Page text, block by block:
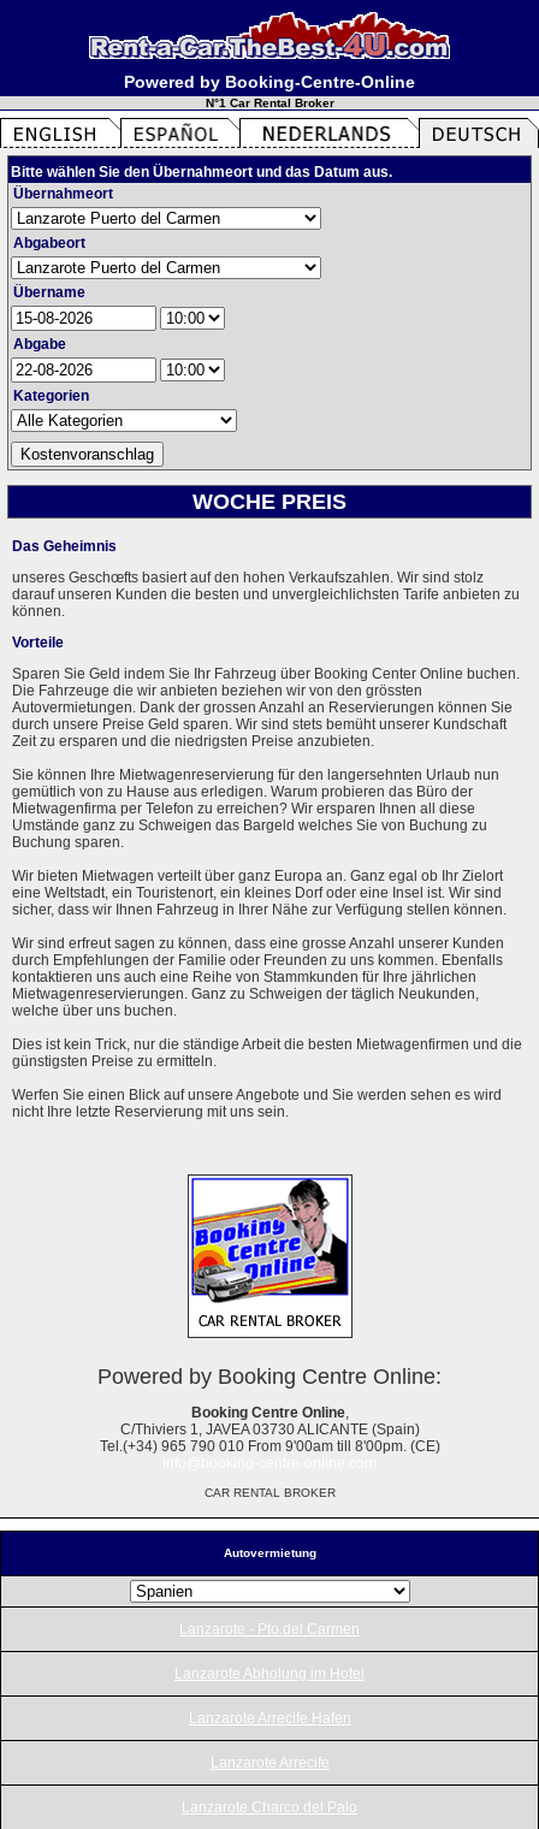
Powered by Booking-Centre-Online
N°1 Car Rental Broker
Autovermietung
Lanzarote - Pto.del Carmen
Lanzarote Abholung im Hotel
Lanzarote Arrecife Hafen
Lanzarote Arrecife
Lanzarote Charco del Palo
Bitte wählen Sie den Übernahmeort und das Datum aus.
Übernahmeort
Abgabeort
Übername
Abgabe
Kategorien
WOCHE PREIS
Das Geheimnis
unseres Geschœfts basiert auf den hohen Verkaufszahlen. Wir sind stolz
darauf unseren Kunden die besten und unvergleichlichsten Tarife anbieten zu
können.
Vorteile
Sparen Sie Geld indem Sie Ihr Fahrzeug über Booking Center Online buchen.
Die Fahrzeuge die wir anbieten beziehen wir von den grössten
Autovermietungen. Dank der grossen Anzahl an Reservierungen können Sie
durch unsere Preise Geld sparen. Wir sind stets bemüht unserer Kundschaft
Zeit zu ersparen und die niedrigsten Preise anzubieten.
Sie können Ihre Mietwagenreservierung für den langersehnten Urlaub nun
gemütlich von zu Hause aus erledigen. Warum probieren das Büro der
Mietwagenfirma per Telefon zu erreichen? Wir ersparen Ihnen all diese
Umstände ganz zu Schweigen das Bargeld welches Sie von Buchung zu
Buchung sparen.
Wir bieten Mietwagen verteilt über ganz Europa an. Ganz egal ob Ihr Zielort
eine Weltstadt, ein Touristenort, ein kleines Dorf oder eine Insel ist. Wir sind
sicher, dass wir Ihnen Fahrzeug in Ihrer Nähe zur Verfügung stellen können.
Wir sind erfreut sagen zu können, dass eine grosse Anzahl unserer Kunden
durch Empfehlungen der Familie oder Freunden zu uns kommen. Ebenfalls
kontaktieren uns auch eine Reihe von Stammkunden für Ihre jährlichen
Mietwagenreservierungen. Ganz zu Schweigen der täglich Neukunden,
welche über uns buchen.
Dies ist kein Trick, nur die ständige Arbeit die besten Mietwagenfirmen und die
günstigsten Preise zu ermitteln.
Werfen Sie einen Blick auf unsere Angebote und Sie werden sehen es wird
nicht Ihre letzte Reservierung mit uns sein.
Powered by Booking Centre Online:
Booking Centre Online,
C/Thiviers 1, JAVEA 03730 ALICANTE (Spain)
Tel.(+34) 965 790 010 From 9'00am till 8'00pm. (CE)
CAR RENTAL BROKER